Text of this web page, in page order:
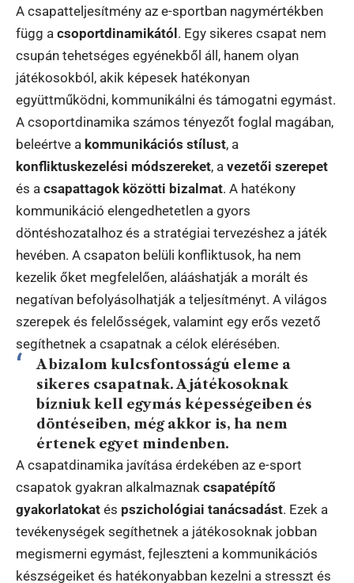
A csapatteljesítmény az e-sportban nagymértékben
függ a csoportdinamikától. Egy sikeres csapat nem
csupán tehetséges egyénekből áll, hanem olyan
játékosokból, akik képesek hatékonyan
együttműködni, kommunikálni és támogatni egymást.
A csoportdinamika számos tényezőt foglal magában,
beleértve a kommunikációs stílust, a
konfliktuskezelési módszereket, a vezetői szerepet
és a csapattagok közötti bizalmat. A hatékony
kommunikáció elengedhetetlen a gyors
döntéshozatalhoz és a stratégiai tervezéshez a játék
hevében. A csapaton belüli konfliktusok, ha nem
kezelik őket megfelelően, alááshatják a morált és
negatívan befolyásolhatják a teljesítményt. A világos
szerepek és felelősségek, valamint egy erős vezető
segíthetnek a csapatnak a célok elérésében.
A bizalom kulcsfontosságú eleme a
sikeres csapatnak. A játékosoknak
bízniuk kell egymás képességeiben és
döntéseiben, még akkor is, ha nem
értenek egyet mindenben.
A csapatdinamika javítása érdekében az e-sport
csapatok gyakran alkalmaznak csapatépítő
gyakorlatokat és pszichológiai tanácsadást. Ezek a
tevékenységek segíthetnek a játékosoknak jobban
megismerni egymást, fejleszteni a kommunikációs
készségeiket és hatékonyabban kezelni a stresszt és